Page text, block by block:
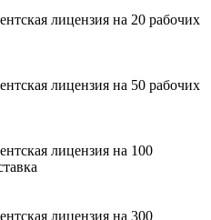
лицензия на 20 рабочих
лицензия на 50 рабочих
лицензия на 100
лицензия на 300